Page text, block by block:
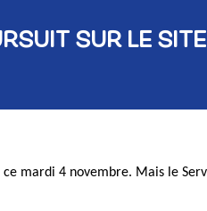
SUR LE
mardi 4 novembre. Mais le